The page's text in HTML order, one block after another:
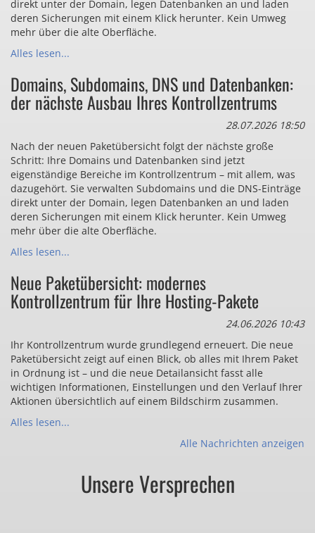
direkt unter der Domain, legen Datenbanken an und laden
deren Sicherungen mit einem Klick herunter. Kein Umweg
mehr über die alte Oberfläche.
Alles lesen...
Domains, Subdomains, DNS und Datenbanken:
der nächste Ausbau Ihres Kontrollzentrums
28.07.2026 18:50
Nach der neuen Paketübersicht folgt der nächste große
Schritt: Ihre Domains und Datenbanken sind jetzt
eigenständige Bereiche im Kontrollzentrum – mit allem, was
dazugehört. Sie verwalten Subdomains und die DNS-Einträge
direkt unter der Domain, legen Datenbanken an und laden
deren Sicherungen mit einem Klick herunter. Kein Umweg
mehr über die alte Oberfläche.
Alles lesen...
Neue Paketübersicht: modernes
Kontrollzentrum für Ihre Hosting-Pakete
24.06.2026 10:43
Ihr Kontrollzentrum wurde grundlegend erneuert. Die neue
Paketübersicht zeigt auf einen Blick, ob alles mit Ihrem Paket
in Ordnung ist – und die neue Detailansicht fasst alle
wichtigen Informationen, Einstellungen und den Verlauf Ihrer
Aktionen übersichtlich auf einem Bildschirm zusammen.
Alles lesen...
Alle Nachrichten anzeigen
Unsere Versprechen